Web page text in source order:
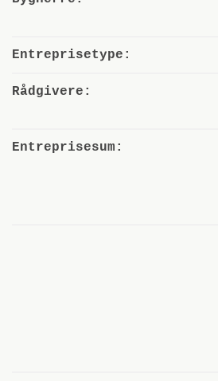
Entreprisetype:
Rådgivere:
Entreprisesum: